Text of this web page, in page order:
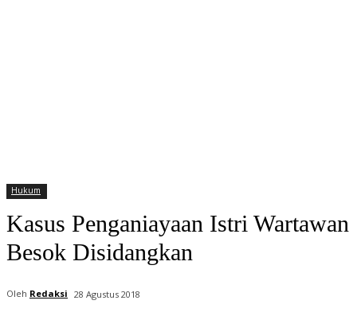
Hukum
Kasus Penganiayaan Istri Wartawan
Besok Disidangkan
Oleh Redaksi 28 Agustus 2018